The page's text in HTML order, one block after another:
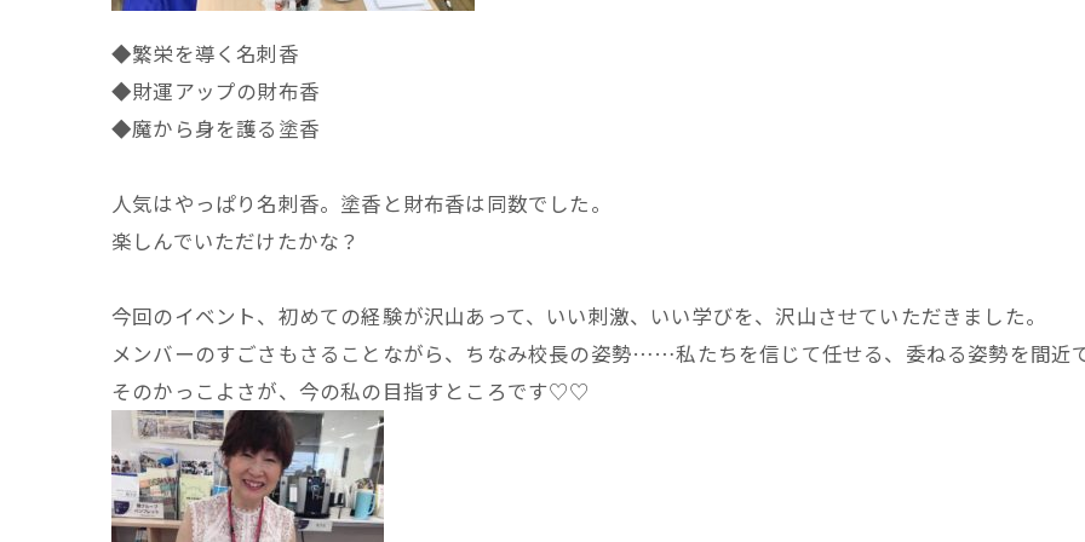
◆繁栄を導く名刺香
◆財運アップの財布香
◆魔から身を護る塗香
人気はやっぱり名刺香。塗香と財布香は同数でした。
楽しんでいただけたかな？
今回のイベント、初めての経験が沢山あって、いい刺激、いい学びを、沢山させていただきました。
メンバーのすごさもさることながら、ちなみ校長の姿勢……私たちを信じて任せる、委ねる姿勢を間近
そのかっこよさが、今の私の目指すところです♡♡